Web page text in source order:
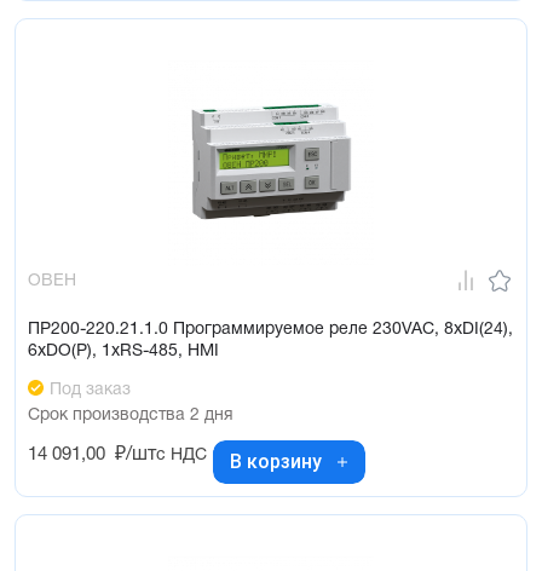
ОВЕН
ПР200-220.21.1.0 Программируемое реле 230VAC, 8xDI(24),
6xDO(Р), 1xRS-485, HMI
Под заказ
Срок производства 2 дня
14 091,00 ₽/штс НДС В корзину